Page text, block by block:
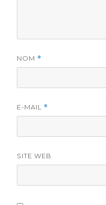
NOM *
E-MAIL *
SITE WEB